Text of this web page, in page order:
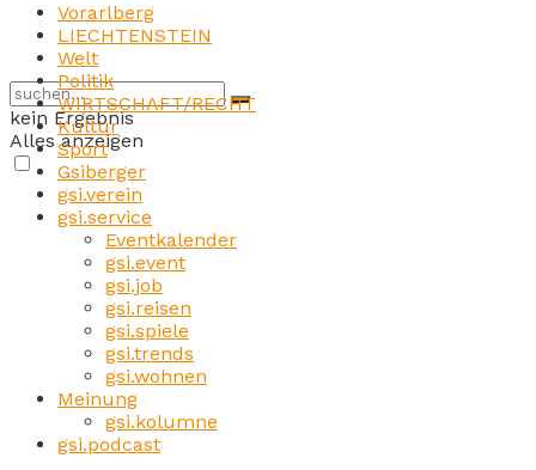
kein Ergebnis
Alles anzeigen
Vorarlberg
LIECHTENSTEIN
Welt
Politik
WIRTSCHAFT/RECHT
Kultur
Sport
Gsiberger
gsi.verein
gsi.service
Eventkalender
gsi.event
gsi.job
gsi.reisen
gsi.spiele
gsi.trends
gsi.wohnen
Meinung
gsi.kolumne
gsi.podcast